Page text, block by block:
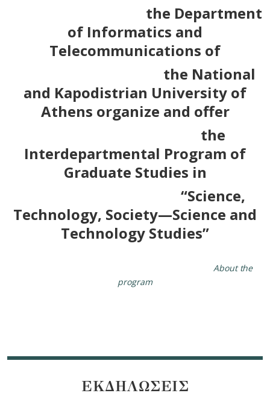
the Department
of Informatics and
Telecommunications of
the National
and Kapodistrian University of
Athens organize and offer
the
Interdepartmental Program of
Graduate Studies in
“Science,
Technology, Society—Science and
Technology Studies”
About the
program
ΕΚΔΗΛΩΣΕΙΣ